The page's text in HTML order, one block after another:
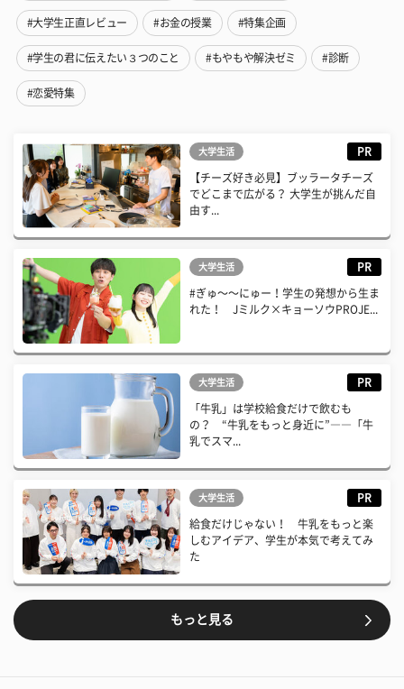
#大学生正直レビュー #お金の授業 #特集企画
#学生の君に伝えたい３つのこと #もやもや解決ゼミ #診断
#恋愛特集
大学生活 PR
【チーズ好き必見】ブッラータチーズ
でどこまで広がる？ 大学生が挑んだ自
由す...
大学生活 PR
#ぎゅ〜〜にゅー！学生の発想から生ま
れた！ Jミルク×キョーソウPROJE...
大学生活 PR
「牛乳」は学校給食だけで飲むも
の？ “牛乳をもっと身近に”――「牛
乳でスマ...
大学生活 PR
給食だけじゃない！ 牛乳をもっと楽
しむアイデア、学生が本気で考えてみ
た
もっと見る